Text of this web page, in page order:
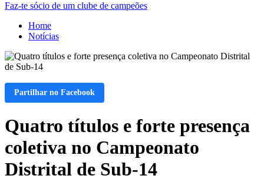
Faz-te sócio de um clube de campeões
Home
Notícias
Partilhar no Facebook
Quatro títulos e forte presença
coletiva no Campeonato
Distrital de Sub-14